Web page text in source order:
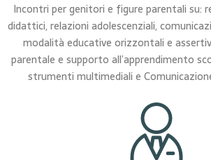
Incontri per genitori e figure parentali su:
didattici, relazioni adolescenziali,
modalità educative orizzontali e
parentale e supporto all’apprendimento
strumenti multimediali e